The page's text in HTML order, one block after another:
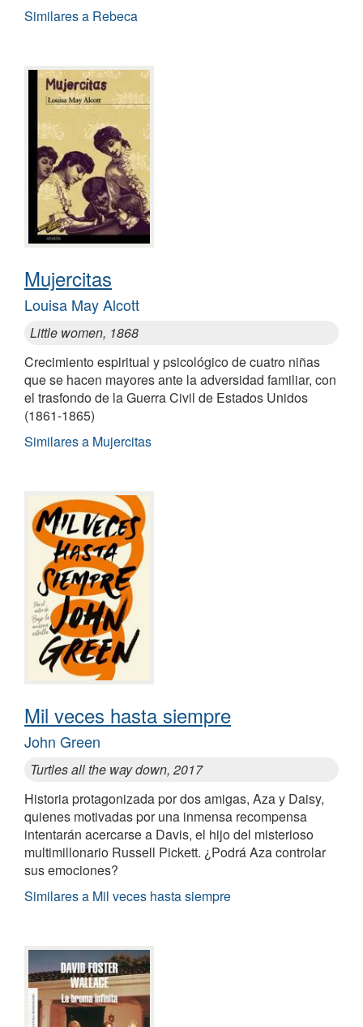
Similares a Rebeca
Mujercitas
Louisa May Alcott
Little women, 1868
Crecimiento espiritual y psicológico de cuatro niñas
que se hacen mayores ante la adversidad familiar, con
el trasfondo de la Guerra Civil de Estados Unidos
(1861-1865)
Similares a Mujercitas
Mil veces hasta siempre
John Green
Turtles all the way down, 2017
Historia protagonizada por dos amigas, Aza y Daisy,
quienes motivadas por una inmensa recompensa
intentarán acercarse a Davis, el hijo del misterioso
multimillonario Russell Pickett. ¿Podrá Aza controlar
sus emociones?
Similares a Mil veces hasta siempre